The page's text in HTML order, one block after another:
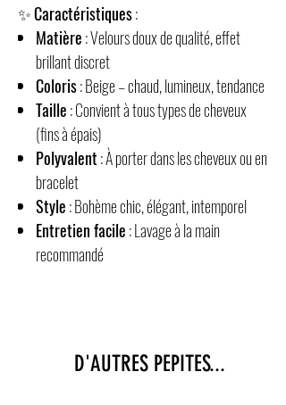
✨Caractéristiques:
Matière: Velours doux de qualité, effet
brillant discret
Coloris: Beige – chaud, lumineux, tendance
Taille: Convient à tous types de cheveux
(fins à épais)
Polyvalent: À porter dans les cheveux ou en
bracelet
Style: Bohème chic, élégant, intemporel
Entretien facile: Lavage à la main
recommandé
D'AUTRES PEPITES...